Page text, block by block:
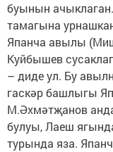
буынын
тамагына
Япанча авылы
Куйбышев
– диде ул. Бу
гаскәр башлыгы
М.Әхмәтҗанов
булуы, Лаеш
турында яза.